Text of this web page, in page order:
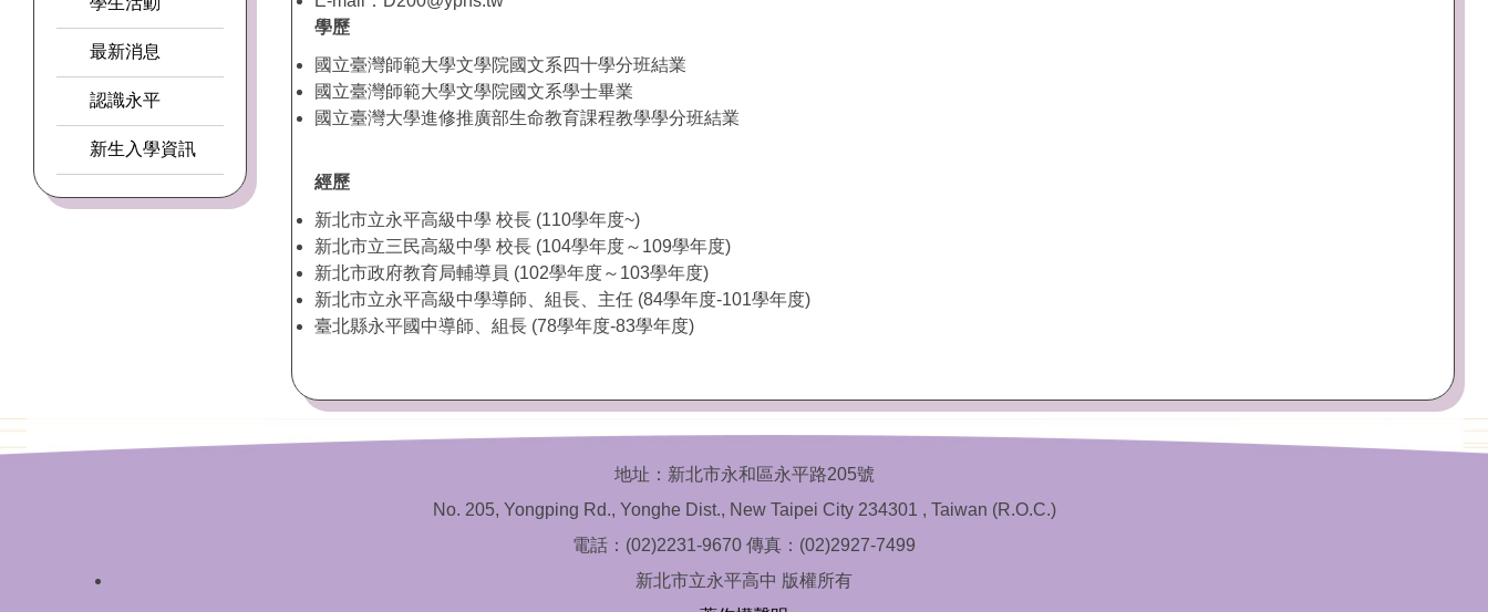
最新消息
認識永平
新生入學資訊
學歷
國立臺灣師範大學文學院國文系四十學分班結業
國立臺灣師範大學文學院國文系學士畢業
國立臺灣大學進修推廣部生命教育課程教學學分班結業
經歷
新北市立永平高級中學 校長 (110學年度~)
新北市立三民高級中學 校長 (104學年度～109學年度)
新北市政府教育局輔導員 (102學年度～103學年度)
新北市立永平高級中學導師、組長、主任 (84學年度-101學年度)
臺北縣永平國中導師、組長 (78學年度-83學年度)
地址：新北市永和區永平路205號
No. 205, Yongping Rd., Yonghe Dist., New Taipei City 234301 , Taiwan (R.O.C.)
電話：(02)2231-9670 傳真：(02)2927-7499
新北市立永平高中 版權所有